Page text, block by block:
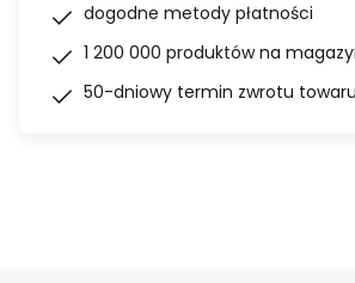
dogodne metody płatności
1 200 000 produktów na
50-dniowy termin zwrotu towaru